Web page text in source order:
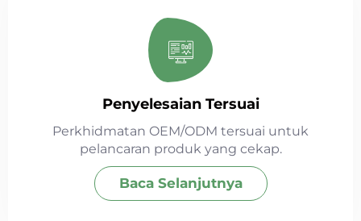
Penyelesaian Tersuai
Perkhidmatan OEM/ODM tersuai untuk
pelancaran produk yang cekap.
Baca Selanjutnya